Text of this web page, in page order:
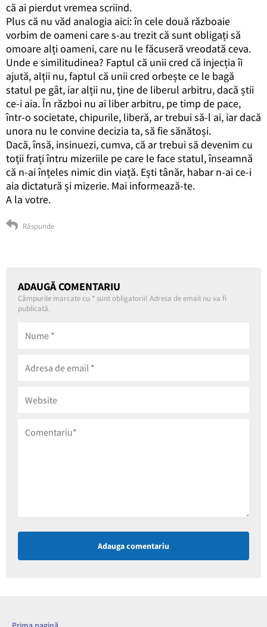
că ai pierdut vremea scriind.
Plus că nu văd analogia aici: în cele două războaie
vorbim de oameni care s-au trezit că sunt obligați să
omoare alți oameni, care nu le făcuseră vreodată ceva.
Unde e similitudinea? Faptul că unii cred că injecția îi
ajută, alții nu, faptul că unii cred orbește ce le bagă
statul pe gât, iar alții nu, ține de liberul arbitru, dacă știi
ce-i aia. În război nu ai liber arbitru, pe timp de pace,
într-o societate, chipurile, liberă, ar trebui să-l ai, iar dacă
unora nu le convine decizia ta, să fie sănătoși.
Dacă, însă, insinuezi, cumva, că ar trebui să devenim cu
toții frați întru mizeriile pe care le face statul, înseamnă
că n-ai înțeles nimic din viață. Ești tânăr, habar n-ai ce-i
aia dictatură și mizerie. Mai informează-te.
A la votre.
Răspunde
ADAUGĂ COMENTARIU
Câmpurile marcate cu *sunt obligatorii! Adresa de email nu va fi
publicată.
Adauga comentariu